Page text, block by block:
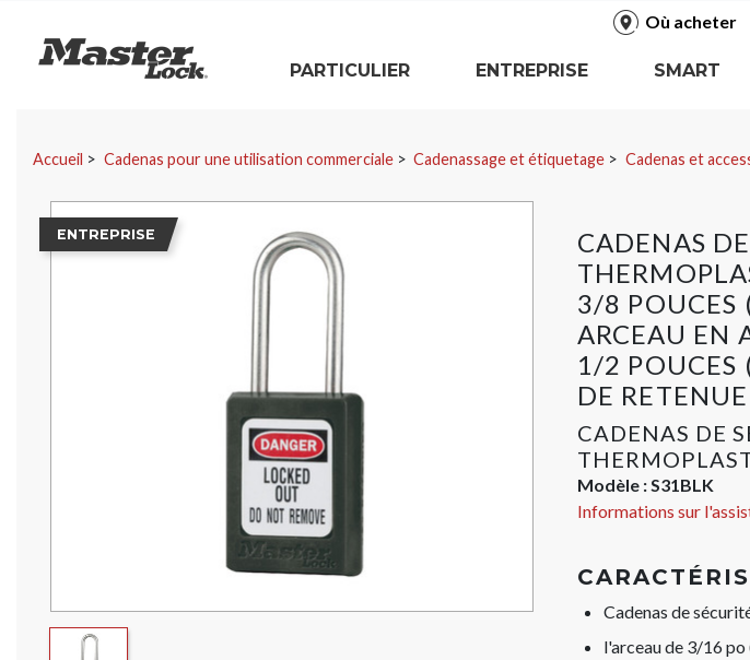
Où acheter
Master Lock
PARTICULIER
ENTREPRISE
SMART
Accueil Cadenas pour une utilisation commerciale Cadenassage et étiquetage Cadenas et
CADENAS
3/8 POUCES
ARCEAU EN
1/2 POUCES
DE
CADENAS DE
Modèle :S31BLK
Informations sur
ENTREPRISE
Cadenas de
l'arceau de 3/16 po